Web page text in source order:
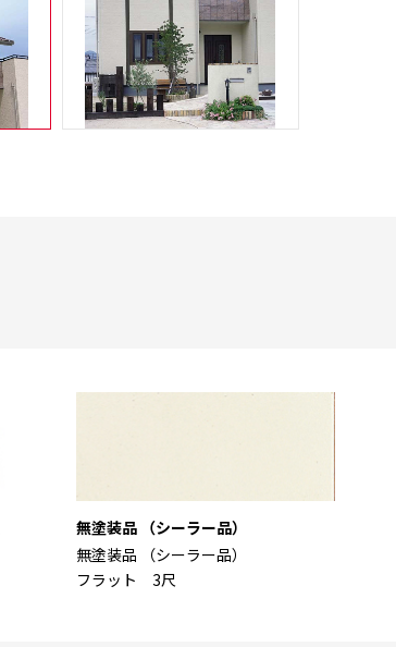
無塗装品 （シーラー品）
無塗装品 （シーラー品）
フラット 3尺